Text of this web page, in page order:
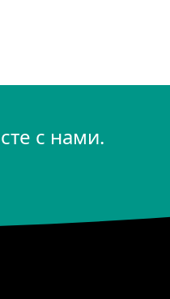
с нами.